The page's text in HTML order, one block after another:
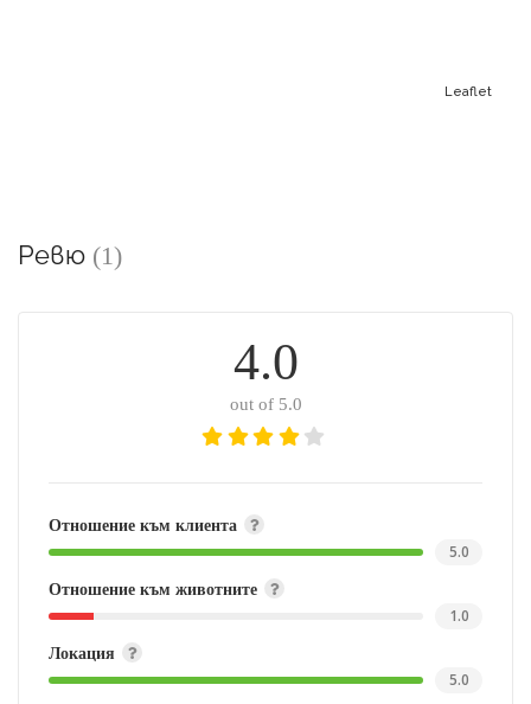
Leaflet
Ревю (1)
4.0
out of 5.0
Отношение към клиента
5.0
Отношение към животните
1.0
Локация
5.0